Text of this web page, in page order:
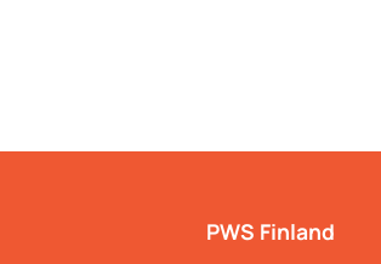
PWS Finland